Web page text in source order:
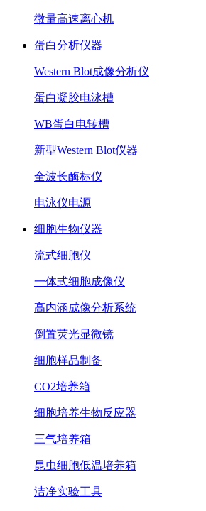
微量高速离心机
蛋白分析仪器
Western Blot成像分析仪
蛋白凝胶电泳槽
WB蛋白电转槽
新型Western Blot仪器
全波长酶标仪
电泳仪电源
细胞生物仪器
流式细胞仪
一体式细胞成像仪
高内涵成像分析系统
倒置荧光显微镜
细胞样品制备
CO2培养箱
细胞培养生物反应器
三气培养箱
昆虫细胞低温培养箱
洁净实验工具